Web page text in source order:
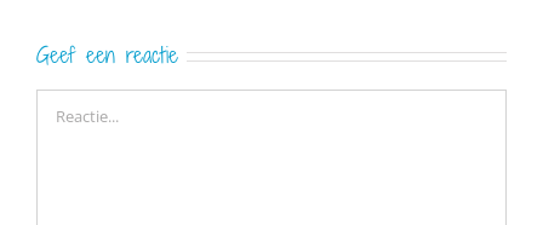
Geef een reactie